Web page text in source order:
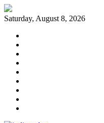
Skip
to
Saturday, August 8, 2026